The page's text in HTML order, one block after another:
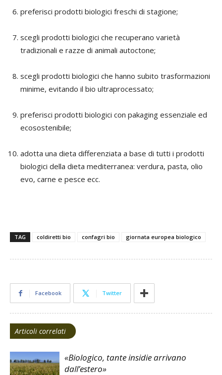
preferisci prodotti biologici freschi di stagione;
scegli prodotti biologici che recuperano varietà
tradizionali e razze di animali autoctone;
scegli prodotti biologici che hanno subito trasformazioni
minime, evitando il bio ultraprocessato;
preferisci prodotti biologici con pakaging essenziale ed
ecosostenibile;
adotta una dieta differenziata a base di tutti i prodotti
biologici della dieta mediterranea: verdura, pasta, olio
evo, carne e pesce ecc.
TAG coldiretti bio confagri bio giornata europea biologico
Facebook Twitter
Articoli correlati
«Biologico, tante insidie arrivano
dall’estero»